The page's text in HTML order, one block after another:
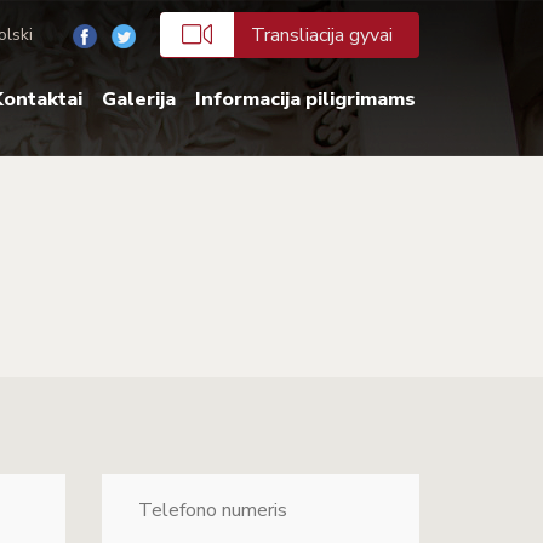
Transliacija gyvai
Galerija
Informacija piligrimams